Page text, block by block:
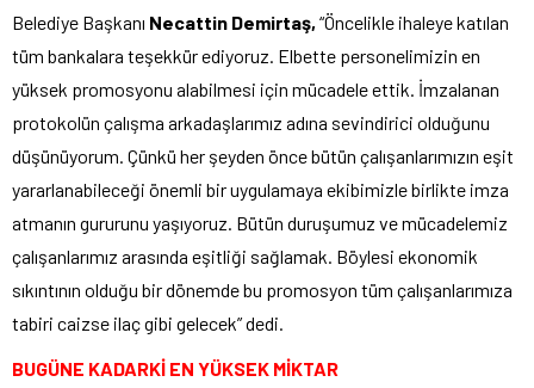
Belediye Başkanı Necattin Demirtaş, “Öncelikle ihaleye katılan
tüm bankalara teşekkür ediyoruz. Elbette personelimizin en
yüksek promosyonu alabilmesi için mücadele ettik. İmzalanan
protokolün çalışma arkadaşlarımız adına sevindirici olduğunu
düşünüyorum. Çünkü her şeyden önce bütün çalışanlarımızın eşit
yararlanabileceği önemli bir uygulamaya ekibimizle birlikte imza
atmanın gururunu yaşıyoruz. Bütün duruşumuz ve mücadelemiz
çalışanlarımız arasında eşitliği sağlamak. Böylesi ekonomik
sıkıntının olduğu bir dönemde bu promosyon tüm çalışanlarımıza
tabiri caizse ilaç gibi gelecek” dedi.
BUGÜNE KADARKİ EN YÜKSEK MİKTAR